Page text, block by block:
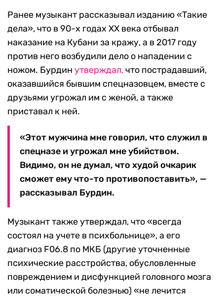
Ранее музыкант рассказывал изданию «Такие
дела», что в 90-х годах XX века отбывал
наказание на Кубани за кражу, а в 2017 году
против него возбудили дело о нападении с
ножом. Бурдин утверждал,что пострадавший,
оказавшийся бывшим спецназовцем, вместе с
друзьями угрожал им с женой, а также
приставал к ней.
«Этот мужчина мне говорил, что служил в
спецназе и угрожал мне убийством.
Видимо, он не думал, что худой очкарик
сможет ему что-то противопоставить», —
рассказывал Бурдин.
Музыкант также утверждал, что «всегда
состоял на учете в психбольнице», а его
диагноз F06.8 по МКБ (другие уточненные
психические расстройства, обусловленные
повреждением и дисфункцией головного мозга
или соматической болезнью) «не лечится